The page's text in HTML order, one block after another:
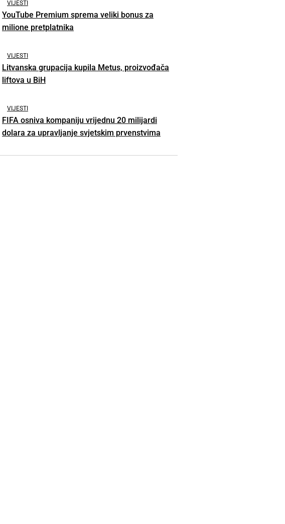
VIJESTI
YouTube Premium sprema veliki bonus za
milione pretplatnika
VIJESTI
Litvanska grupacija kupila Metus, proizvođača
liftova u BiH
VIJESTI
FIFA osniva kompaniju vrijednu 20 milijardi
dolara za upravljanje svjetskim prvenstvima